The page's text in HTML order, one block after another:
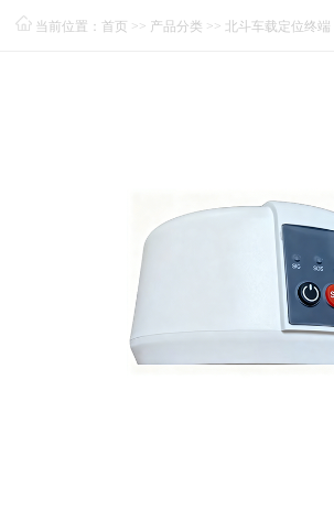
当前位置：首页 >> 产品分类 >> 北斗车载定位终端